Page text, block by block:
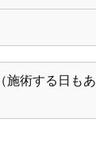
施術する日もあ